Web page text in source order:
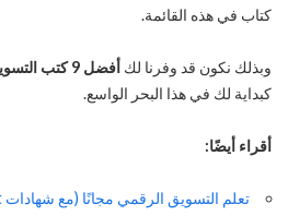
كتاب في هذه القائمة.
وبذلك نكون قد وفرنا لك أفضل 9 كتب التسويق العربية
كبداية لك في هذا البحر الواسع.
أقراء أيضًا:
تعلم التسويق الرقمي مجانًا (مع شهادات HubSpot)